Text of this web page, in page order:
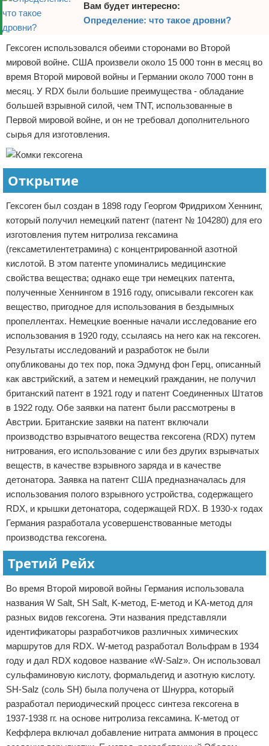
Вам будет интересно:
Определение: что такое дровни?
Гексоген использовался обеими сторонами во Второй
мировой войне. США произвели около 15 000 тонн в месяц во
время Второй мировой войны и Германии около 7000 тонн в
месяц. У RDX были большие преимущества - обладание
большей взрывной силой, чем TNT, использованные в
Первой мировой войне, и он не требовал дополнительного
сырья для изготовления.
Открытие
Гексоген был создан в 1898 году Георгом Фридрихом Хеннинг,
который получил немецкий патент (патент № 104280) для его
изготовления путем нитролиза гексамина
(гексаметилентетрамина) с концентрированной азотной
кислотой. В этом патенте упоминались медицинские
свойства вещества; однако еще три немецких патента,
полученные Хеннингом в 1916 году, описывали гексоген как
вещество, пригодное для использования в бездымных
пропеллентах. Немецкие военные начали исследование его
использования в 1920 году, ссылаясь на него как на гексоген.
Результаты исследований и разработок не были
опубликованы до тех пор, пока Эдмунд фон Герц, описанный
как австрийский, а затем и немецкий гражданин, не получил
британский патент в 1921 году и патент Соединенных Штатов
в 1922 году. Обе заявки на патент были рассмотрены в
Австрии. Британские заявки на патент включали
производство взрывчатого вещества гексогена (RDX) путем
нитрования, его использование с или без других взрывчатых
веществ, в качестве взрывного заряда и в качестве
детонатора. Заявка на патент США предназначалась для
использования полого взрывного устройства, содержащего
RDX, и крышки детонатора, содержащей RDX. В 1930-х годах
Германия разработала усовершенствованные методы
производства гексогена.
Третий Рейх
Во время Второй мировой войны Германия использовала
названия W Salt, SH Salt, K-метод, E-метод и KA-метод для
разных видов гексогена. Эти названия представляли
идентификаторы разработчиков различных химических
маршрутов для RDX. W-метод разработал Вольфрам в 1934
году и дал RDX кодовое название «W-Salz». Он использовал
сульфаминовую кислоту, формальдегид и азотную кислоту.
SH-Salz (соль SH) была получена от Шнурра, который
разработал периодический процесс синтеза гексогена в
1937-1938 гг. на основе нитролиза гексамина. К-метод от
Кеффлера включал добавление нитрата аммония в процесс